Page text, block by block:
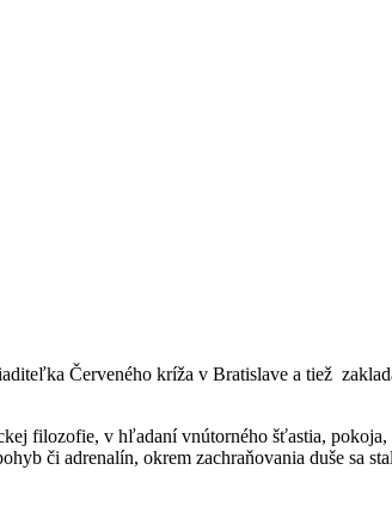
Červeného kríža v Bratislave a tiež
filozofie, v hľadaní vnútorného šťastia, pokoja,
či adrenalín, okrem zachraňovania duše sa